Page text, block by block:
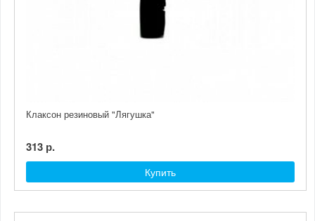
Клаксон резиновый "Лягушка"
313 р.
Купить